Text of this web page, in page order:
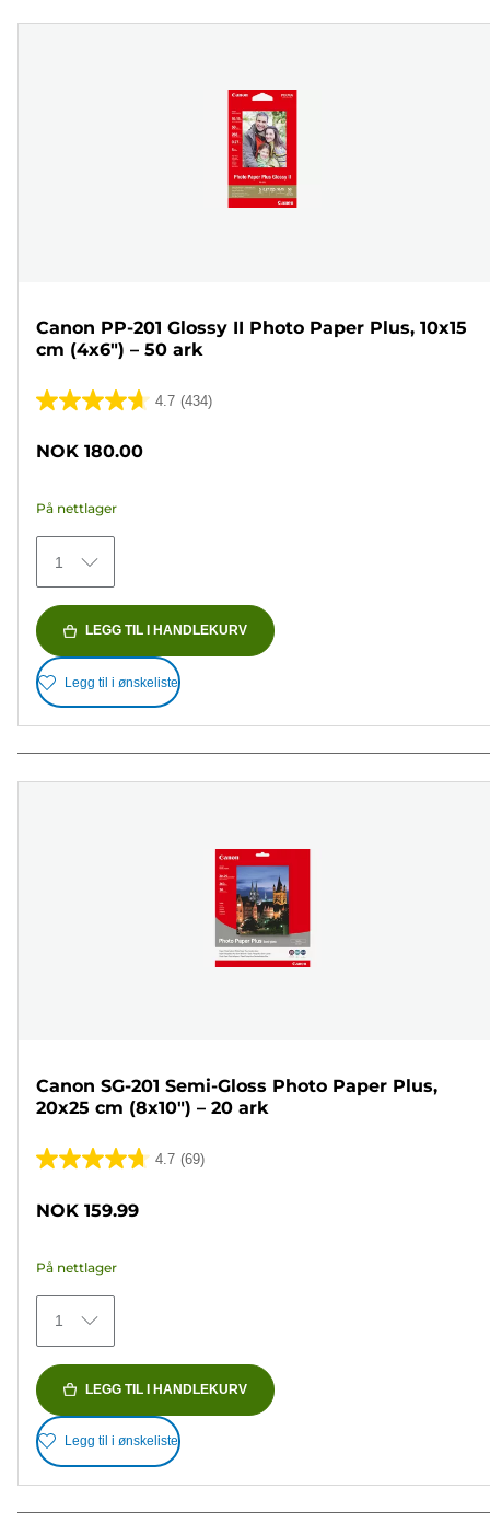
Canon PP-201 Glossy II Photo Paper Plus, 10x15
cm (4x6") – 50 ark
4.7 (434)
4.7
434
omtaler
NOK 180.00
På nettlager
1
LEGG TIL I HANDLEKURV
Legg til i ønskeliste
Canon SG-201 Semi-Gloss Photo Paper Plus,
20x25 cm (8x10") – 20 ark
4.7 (69)
4.7
5
69
omtaler
NOK 159.99
På nettlager
1
LEGG TIL I HANDLEKURV
Legg til i ønskeliste